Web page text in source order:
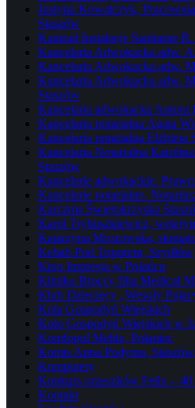
Justyna Kowalczyk,
Staszów
Kamrad Instalacje Sanitarne
Kancelaria Adwokacka adw.
Kancelaria Adwokacka adw.
Kancelaria Adwokacka adw.
Staszów
Kancelaria adwokacka Antoni
Kancelaria notarialna Agata
Kancelaria notarialna Elżbieta
Kancelaria Notarialna
Staszów
Kancelarie adwokackie.
Kancelarie notarialne.
Karczma Świętokrzyska
Karol Trybuszkiewicz,
Katarzyna Mrozowska,
Kebab Pod Toporem, Szydłów
Kino Impresja w Połańcu
Klinika Broccy filia Medical
Klub Dziecięcy „Wesoły
Koła Gospodyń Wiejskich
Koło Gospodyń Wiejskich w
Komfopol Meble, Połaniec
Komis Anna Podyma,
Komputery
Konkurs orzeszków Felix –
Kontakt